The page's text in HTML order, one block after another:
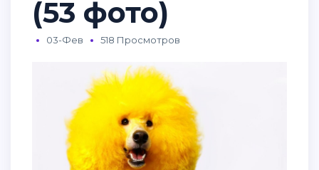
(53 фото)
03-Фев 518 Просмотров